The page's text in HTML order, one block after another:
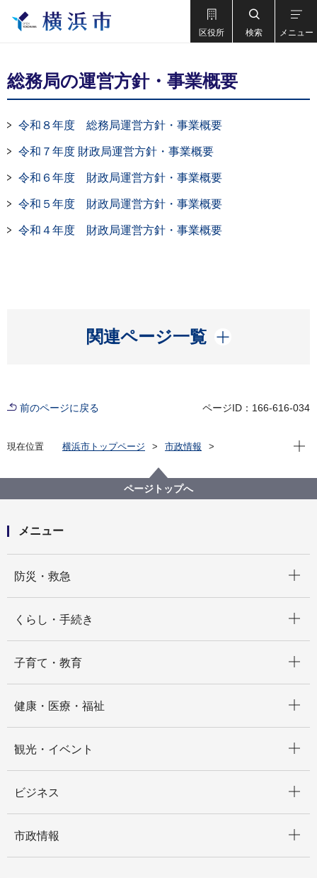
区役所 検索 メニュー
総務局の運営方針・事業概要
令和８年度 総務局運営方針・事業概要
令和７年度 財政局運営方針・事業概要
令和６年度 財政局運営方針・事業概要
令和５年度 財政局運営方針・事業概要
令和４年度 財政局運営方針・事業概要
関連ページ一覧
開く
前のページに戻る ページID：166-616-034
現在位置 横浜市トップページ
市政情報
総務局の運営方針・事業概要
現在
ページトップへ
メニュー
防災・救急
くらし・手続き
子育て・教育
健康・医療・福祉
観光・イベント
ビジネス
市政情報